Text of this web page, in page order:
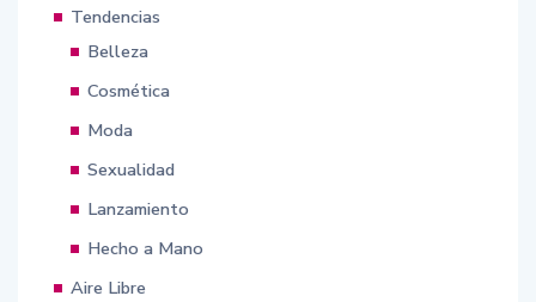
Tendencias
Belleza
Cosmética
Moda
Sexualidad
Lanzamiento
Hecho a Mano
Aire Libre